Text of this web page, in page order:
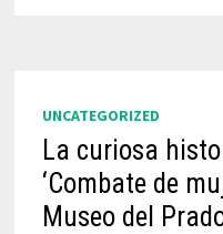
UNCATEGORIZED
La curiosa
‘Combate de
Museo del